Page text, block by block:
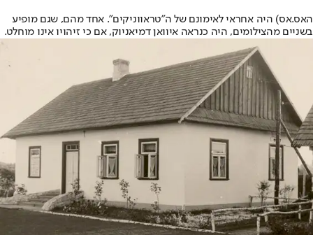
האס.אס) היה אחראי לאימונם של ה"טראווניקים". אחד מהם, שגם מופיע
בשניים מהצילומים, היה כנראה איוואן דמיאניוק, אם כי זיהויו אינו מוחלט.